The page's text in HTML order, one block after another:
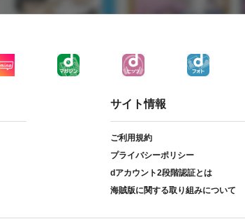
サイト情報
ご利用規約
プライバシーポリシー
dアカウント2段階認証とは
海賊版に関する取り組みについて